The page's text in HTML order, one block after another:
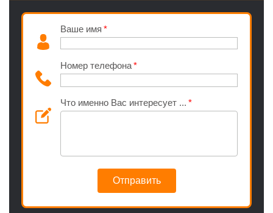
Ваше имя
Номер телефона
Что именно Вас интересует ...
Отправить